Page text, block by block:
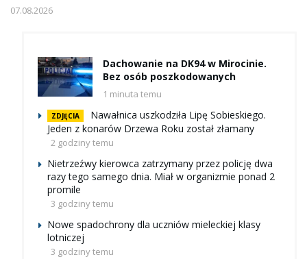
07.08.2026
Dachowanie na DK94 w Mirocinie.
Bez osób poszkodowanych
1 minuta temu
ZDJĘCIA
Nawałnica uszkodziła Lipę Sobieskiego.
Jeden z konarów Drzewa Roku został złamany
2 godziny temu
Nietrzeźwy kierowca zatrzymany przez policję dwa
razy tego samego dnia. Miał w organizmie ponad 2
promile
3 godziny temu
Nowe spadochrony dla uczniów mieleckiej klasy
lotniczej
3 godziny temu